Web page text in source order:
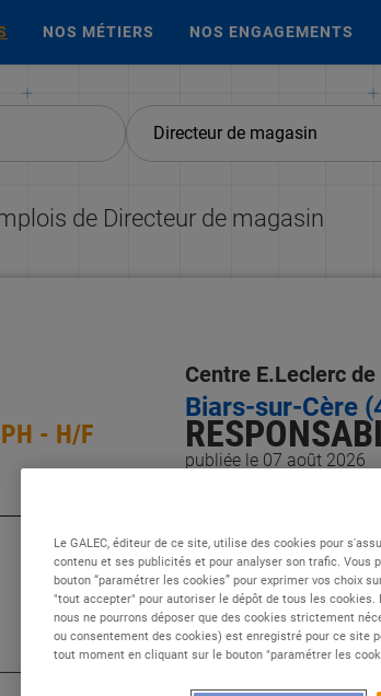
NOS MÉTIERS NOS ENGAGEMENTS
de Directeur de magasin
- H/F
publiée le 07 août 2026
Biars-sur-Cère
Centre E.Leclerc
Type de contrat :
Expérience :
Études :Bac à
Le GALEC, éditeur de ce site, utilise des cookies pour
contenu et ses publicités et pour analyser son trafic. Vous
bouton “paramétrer les cookies” pour exprimer vos choix
"tout accepter" pour autoriser le dépôt de tous les
nous ne pourrons déposer que des cookies strictement
ou consentement des cookies) est enregistré pour ce site
tout moment en cliquant sur le bouton "paramétrer les